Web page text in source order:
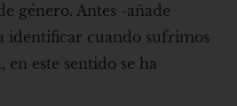
género. Antes -añade
identificar cuando sufrimos
este sentido se ha